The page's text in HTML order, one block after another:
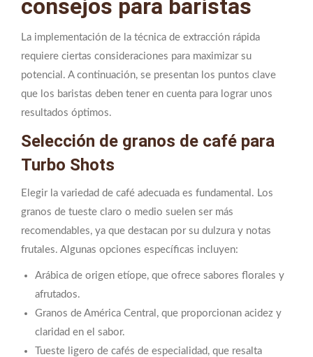
consejos para baristas
La implementación de la técnica de extracción rápida
requiere ciertas consideraciones para maximizar su
potencial. A continuación, se presentan los puntos clave
que los baristas deben tener en cuenta para lograr unos
resultados óptimos.
Selección de granos de café para
Turbo Shots
Elegir la variedad de café adecuada es fundamental. Los
granos de tueste claro o medio suelen ser más
recomendables, ya que destacan por su dulzura y notas
frutales. Algunas opciones específicas incluyen:
Arábica de origen etíope, que ofrece sabores florales y
afrutados.
Granos de América Central, que proporcionan acidez y
claridad en el sabor.
Tueste ligero de cafés de especialidad, que resalta